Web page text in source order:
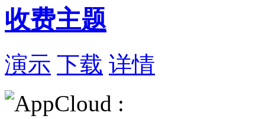
收费主题
演示 下载 详情